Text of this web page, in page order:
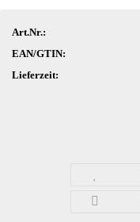
Art.Nr.:
EAN/GTIN:
Lieferzeit: